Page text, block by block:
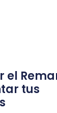
el
tus